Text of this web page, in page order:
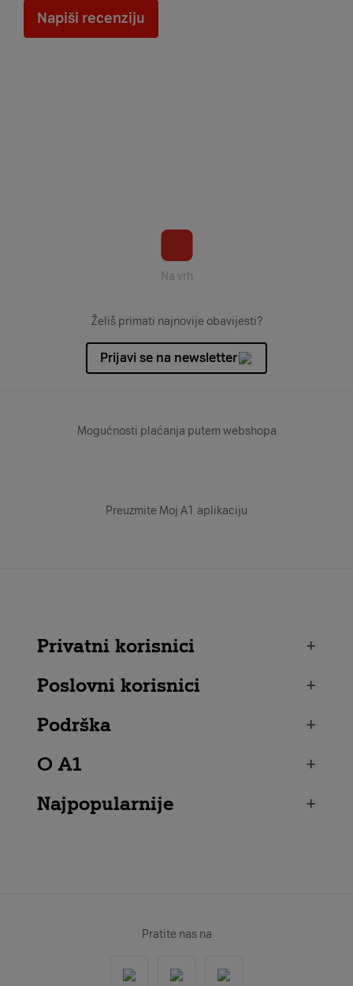
Napiši recenziju
Na vrh
Želiš primati najnovije obavijesti?
Prijavi se na newsletter
Mogućnosti plaćanja putem webshopa
Preuzmite Moj A1 aplikaciju
Privatni korisnici
+
Poslovni korisnici
+
Podrška
+
O A1
+
Najpopularnije
+
Pratite nas na